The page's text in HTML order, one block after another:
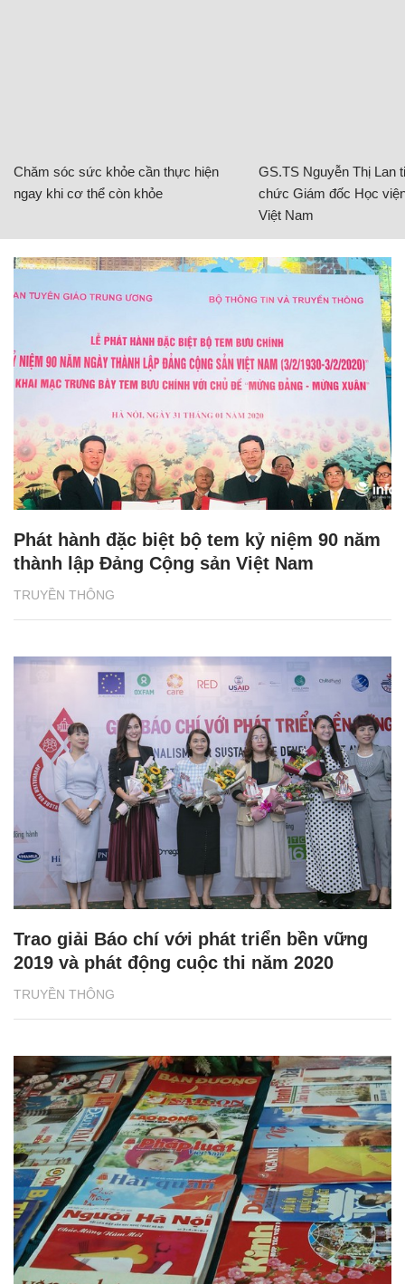
Chăm sóc sức khỏe cần thực hiện
ngay khi cơ thể còn khỏe
GS.TS Nguyễn Thị Lan
chức Giám đốc Học
Việt Nam
TRUYỀN THÔNG
Phát hành đặc biệt bộ tem kỷ niệm 90 năm
thành lập Đảng Cộng sản Việt Nam
TRUYỀN THÔNG
Trao giải Báo chí với phát triển bền vững
2019 và phát động cuộc thi năm 2020